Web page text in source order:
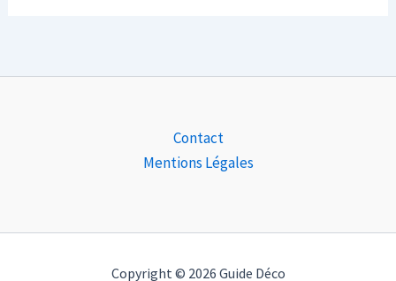
Contact
Mentions Légales
Copyright © 2026 Guide Déco